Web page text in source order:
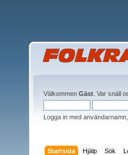
Välkommen Gäst . Var snäll
Logga in med
Startsida Hjälp Sök